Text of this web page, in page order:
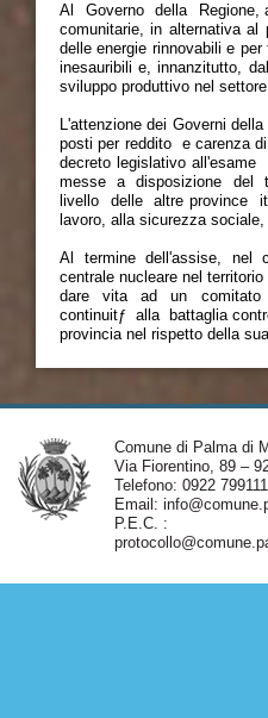
Al Governo della Regione,
comunitarie, in alternativa al
delle energie rinnovabili e
inesauribili e, innanzitutto,
sviluppo produttivo nel
L'attenzione dei Governi
posti per reddito e
decreto legislativo
messe a disposizione del
livello delle altre province
lavoro, alla sicurezza
Al termine dell'assise, nel
centrale nucleare nel
dare vita ad un comitato
continuitƒ alla battaglia
provincia nel rispetto della
Comune di Palma di
Via Fiorentino, 89 –
Telefono: 0922 799111
Email:
P.E.C. :